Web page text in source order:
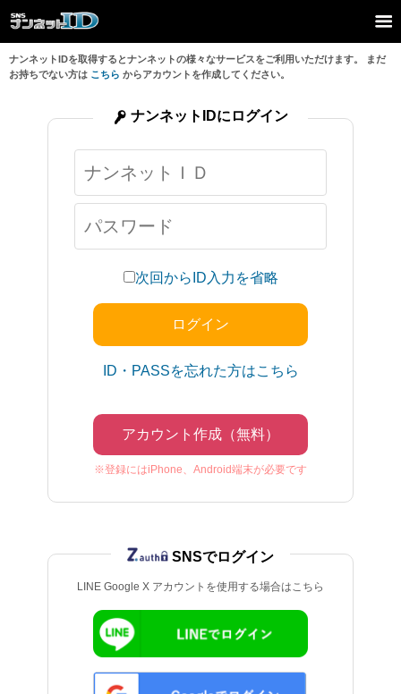
ナンネットIDを取得するとナンネットの様々なサービスをご利用いただけます。 まだ
お持ちでない方は こちら からアカウントを作成してください。
次回からID入力を省略
ID・PASSを忘れた方はこちら
アカウント作成（無料）
※登録にはiPhone、Android端末が必要です
ナンネットIDにログイン
LINE Google X アカウントを使用する場合はこちら
SNSでログイン